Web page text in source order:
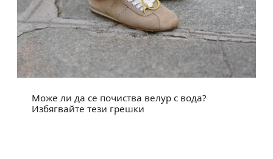
Може ли да се почиства велур с вода?
Избягвайте тези грешки